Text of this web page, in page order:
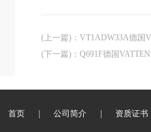
(上一篇) ： VT1ADW33A德国
(下一篇) ： Q691F德国
首页 公司简介 资质证书